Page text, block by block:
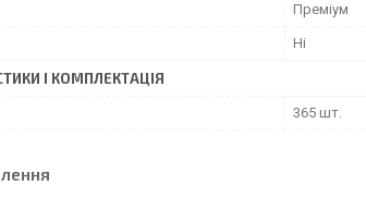
Преміум
Ні
І КОМПЛЕКТАЦІЯ
365 шт.